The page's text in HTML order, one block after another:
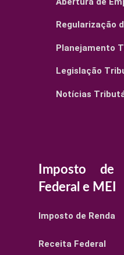
Regularização
Planejamento
Legislação
Notícias
Imposto de
Federal e MEI
Imposto de Renda
Receita Federal